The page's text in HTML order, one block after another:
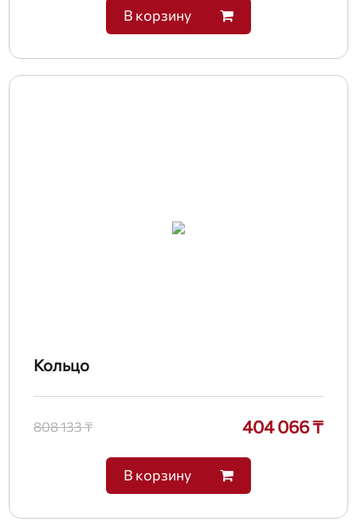
В корзину
Кольцо
808 133 ₸ 404 066 ₸
В корзину